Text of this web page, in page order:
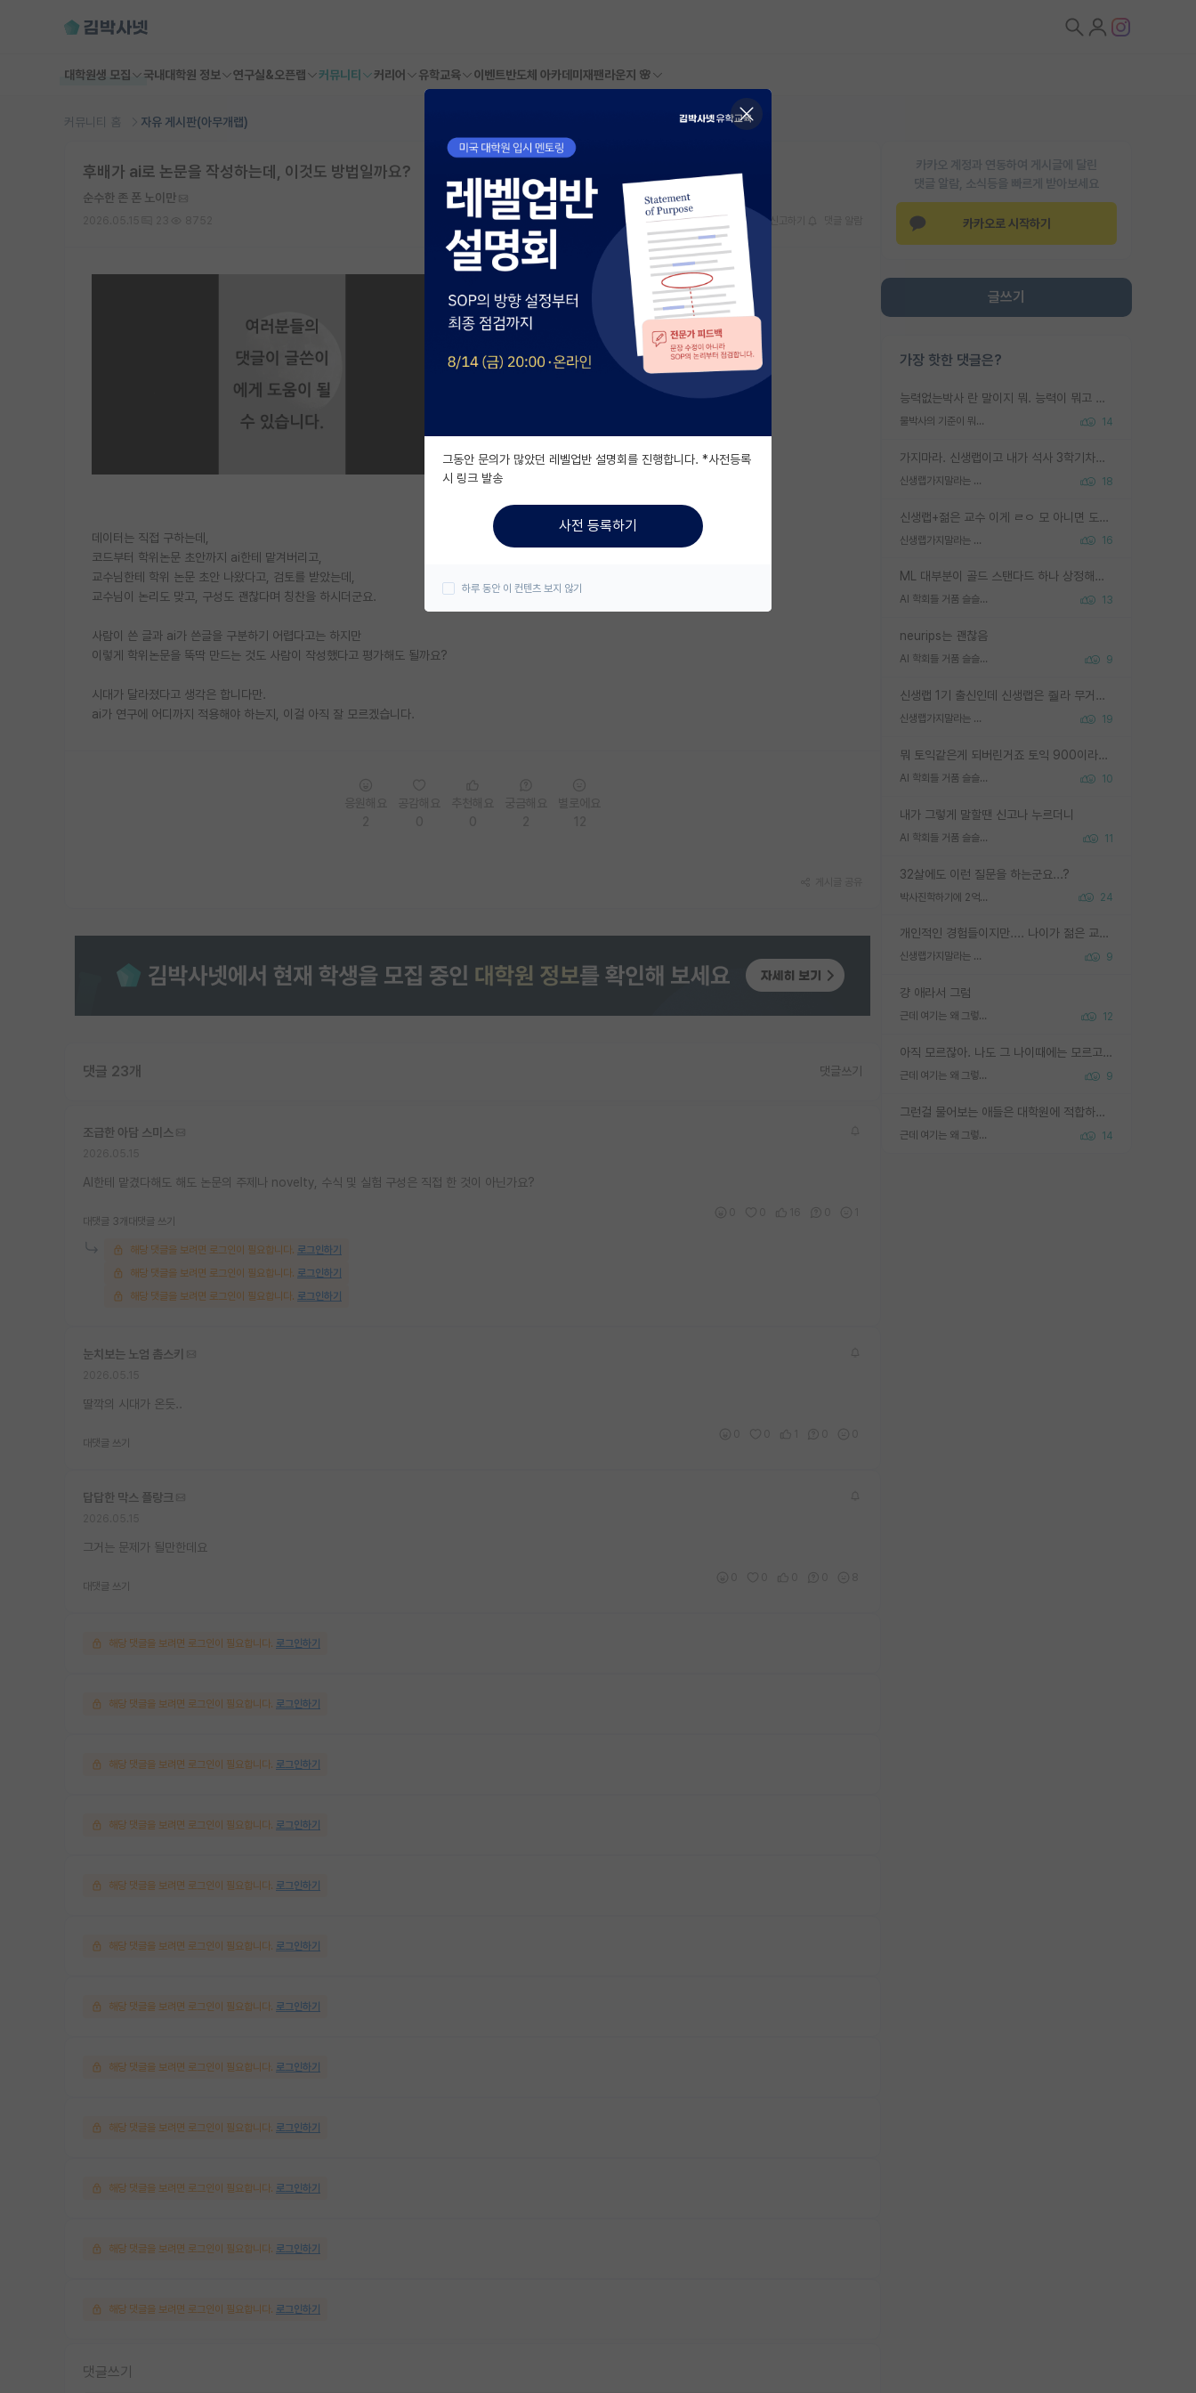
대학원생 모집 국내대학원 정보 연구실&오픈랩 커뮤니티 커리어 유학교육 이벤트반도체 아카데미 재팬라운지 🌸
커뮤니티 홈 자유 게시판(아무개랩)
카카오 계정과 연동하여 게시글에 달린
댓글 알람, 소식등을 빠르게 받아보세요
카카오로 시작하기
글쓰기
가장 핫한 댓글은?
능력없는박사 란 말이지 뭐. 능력이 뭐고 능력이 있다는게 뭔지는 사람마다 기준이 다르니까 얘기해봐야 서로 자기 기준만 얘기해서 논쟁이 끝이 안나고. 주위에서 능력있고 야심있는 신입생이 교수가 유의미한 피드백을 아예 안주면서 제대로된 과제에 참여해볼 기회도 제공하지 않고 잡일 뺑뺑이만 돌려서 맨날 단순작업만 하면서 밤새다가 눈빛이 점점 죽어가는걸 본 사람은 물박사는 교수탓이라고 하고, 교수는 이것저것 알려도 주고 기회도 주고 사수 동기 붙여주면서 어떻게든 끌고가려고 하는데 본인이 매일 뺀질거리면서 출근 하는둥마는둥 하다가 기껏 와서도 폰이나 쳐다보다가 실험 망치고 저녁약속있어서 먼저 가볼게요~ 하는걸 본 사람은 물박사는 본인탓이라고 함.
물박사의 기준이 뭐임? 14
가지마라. 신생랩이고 내가 석사 3학기차인데 최고참인데 나도 아무것도 모르는데 교수가 후배들 왜 논문 교육 안시키냐. 논문 왜 안 써오냐 닦달한다
신생랩가지말라는 이유가 있었구나 18
신생랩+젊은 교수 이게 ㄹㅇ 모 아니면 도인듯.
신생랩가지말라는 이유가 있었구나 16
ML 대부분이 골드 스탠다드 하나 상정해놓고 (벤치마크 데이터셋이 여러 개면 여러 개 상정) 그거 얼마나 잘 맞추나 싸움임 가끔 번뜩이는 설계 철학을 보여주는 논문들도 있지만 대부분 그거 성적 얼마나 더 올리느라에 혈안이 되어 있는 측면이 잇음
AI 학회들 거품 슬슬 지적이 나오네요 13
neurips는 괜찮음
AI 학회들 거품 슬슬 지적이 나오네요 9
신생랩 1기 출신인데 신생랩은 줠라 무거운 바벨 같은거임. 들면 대박인데 못들면 깔려 죽음. 아무도 알려주지 않는 환경에서 자생해야하지만, 일단 살아남았다면 그 어떤 사람보다 악착같고 생존력 높은 사람으로 거듭날 수 있음
신생랩가지말라는 이유가 있었구나 19
뭐 토익같은게 되버린거죠 토익 900이라고 영어잘하는건 아닙니다만 잘하는사람은 다 900을 넘는 그런
AI 학회들 거품 슬슬 지적이 나오네요 10
내가 그렇게 말할땐 신고나 누르더니
AI 학회들 거품 슬슬 지적이 나오네요 11
32살에도 이런 질문을 하는군요...?
박사진학하기에 2억은 괜찮은 (?) 정도의 경제력인가요 24
개인적인 경험들이지만.... 나이가 젊은 교수일수록 꼰대라는 가면을 쓴 채로 무례함을 행동하는 경우가 거의 90% 정도였음. 나이가 어린데 다른 또래들과 달리 명예, 권력, 재력까지 얻었으니 세상 다 가진 기분이겠지. 오히러 나이 든 교수들이 행동과 말을 더 조심하시더라.
신생랩가지말라는 이유가 있었구나 9
걍 애라서 그럼
근데 여기는 왜 그렇게 SPK를 물어보는거임? 12
아직 모르잖아. 나도 그 나이때에는 모르고 평가 받고 안심하고 싶었어.
근데 여기는 왜 그렇게 SPK를 물어보는거임? 9
그런걸 물어보는 애들은 대학원에 적합하지 않다
근데 여기는 왜 그렇게 SPK를 물어보는거임? 14
후배가 ai로 논문을 작성하는데, 이것도 방법일까요?
순수한 존 폰 노이만
스크랩 신고하기
데이터는 직접 구하는데,
코드부터 학위논문 초안까지 ai한테 맡겨버리고,
교수님한테 학위 논문 초안 나왔다고, 검토를 받았는데,
교수님이 논리도 맞고, 구성도 괜찮다며 칭찬을 하시더군요.
사람이 쓴 글과 ai가 쓴글을 구분하기 어렵다고는 하지만
이렇게 학위논문을 뚝딱 만드는 것도 사람이 작성했다고 평가해도 될까요?
시대가 달라졌다고 생각은 합니다만.
ai가 연구에 어디까지 적용해야 하는지, 이걸 아직 잘 모르겠습니다.
댓글 23개 댓글쓰기
조급한 아담 스미스
AI한테 맡겼다해도 해도 논문의 주제나 novelty, 수식 및 실험 구성은 직접 한 것이 아닌가요?
대댓글 3개 대댓글 쓰기
해당 댓글을 보려면 로그인이 필요합니다. 로그인하기
해당 댓글을 보려면 로그인이 필요합니다. 로그인하기
해당 댓글을 보려면 로그인이 필요합니다. 로그인하기
눈치보는 노엄 촘스키
딸깍의 시대가 온듯..
대댓글 쓰기
답답한 막스 플랑크
그거는 문제가 될만한데요
대댓글 쓰기
해당 댓글을 보려면 로그인이 필요합니다. 로그인하기
해당 댓글을 보려면 로그인이 필요합니다. 로그인하기
해당 댓글을 보려면 로그인이 필요합니다. 로그인하기
해당 댓글을 보려면 로그인이 필요합니다. 로그인하기
해당 댓글을 보려면 로그인이 필요합니다. 로그인하기
해당 댓글을 보려면 로그인이 필요합니다. 로그인하기
해당 댓글을 보려면 로그인이 필요합니다. 로그인하기
해당 댓글을 보려면 로그인이 필요합니다. 로그인하기
해당 댓글을 보려면 로그인이 필요합니다. 로그인하기
해당 댓글을 보려면 로그인이 필요합니다. 로그인하기
해당 댓글을 보려면 로그인이 필요합니다. 로그인하기
해당 댓글을 보려면 로그인이 필요합니다. 로그인하기
댓글쓰기
그동안 문의가 많았던 레벨업반 설명회를 진행합니다. *사전등록
시 링크 발송
사전 등록하기
하루 동안 이 컨텐츠 보지 않기